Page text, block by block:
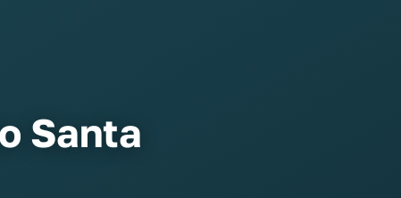
Santa